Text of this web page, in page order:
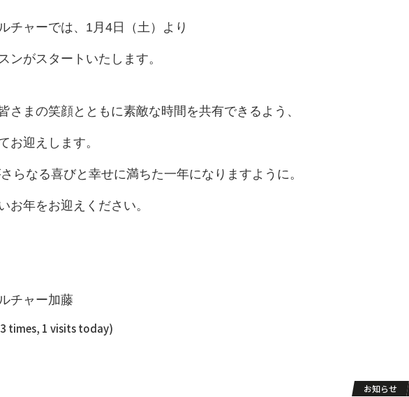
チャーでは、1月4日（土）より
ンがスタートいたします。
さまの笑顔とともに素敵な時間を共有できるよう、
お迎えします。
らなる喜びと幸せに満ちた一年になりますように。
お年をお迎えください。
チャー加藤
times, 1 visits today)
お知らせ